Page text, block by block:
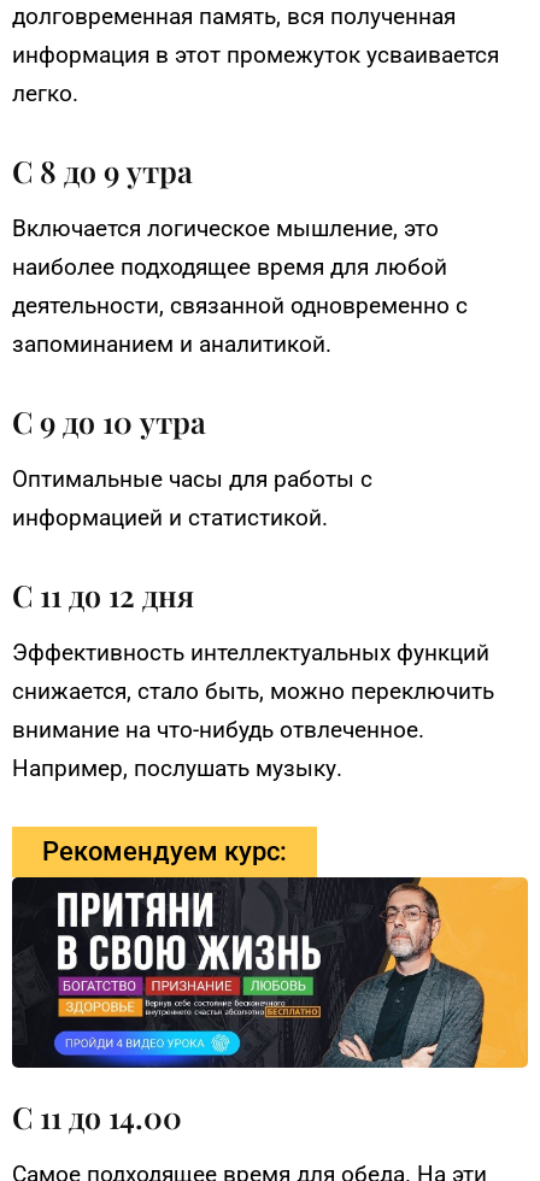
долговременная память, вся полученная
информация в этот промежуток усваивается
легко.
С 8 до 9 утра
Включается логическое мышление, это
наиболее подходящее время для любой
деятельности, связанной одновременно с
запоминанием и аналитикой.
С 9 до 10 утра
Оптимальные часы для работы с
информацией и статистикой.
С 11 до 12 дня
Эффективность интеллектуальных функций
снижается, стало быть, можно переключить
внимание на что-нибудь отвлеченное.
Например, послушать музыку.
Рекомендуем курс:
С 11 до 14.00
Самое подходящее время для обеда. На эти